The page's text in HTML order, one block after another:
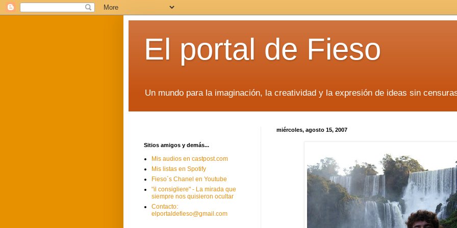
El portal de Fieso
Un mundo para la imaginación, la creatividad y la expresión de ideas sin
miércoles, agosto 15, 2007
Sitios amigos y demás...
Mis audios en castpost.com
Mis listas en Spotify
Fieso´s Chanel en Youtube
"il consigliere" - La mirada que
siempre nos quisieron ocultar
Contacto:
elportaldefieso@gmail.com